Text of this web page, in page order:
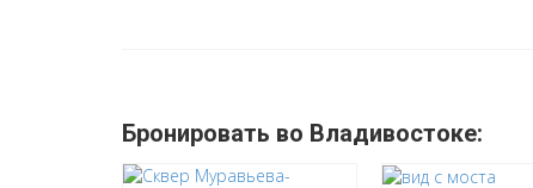
Бронировать во Владивостоке: